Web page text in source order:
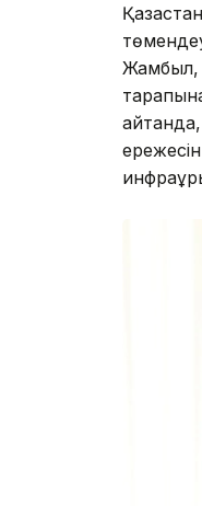
Жамбыл,